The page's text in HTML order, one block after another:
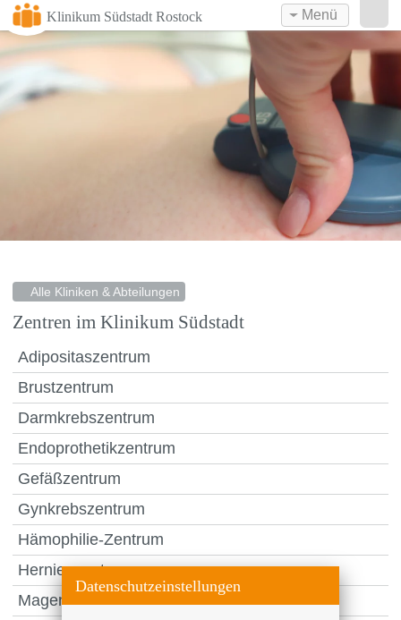
Klinikum Südstadt Rostock Menü
Alle Kliniken & Abteilungen
Zentren im Klinikum Südstadt
Adipositaszentrum
Brustzentrum
Darmkrebszentrum
Endoprothetikzentrum
Gefäßzentrum
Gynkrebszentrum
Hämophilie-Zentrum
Hernienzentrum
Magen- und Speiseröhrenzentrum
Datenschutzeinstellungen